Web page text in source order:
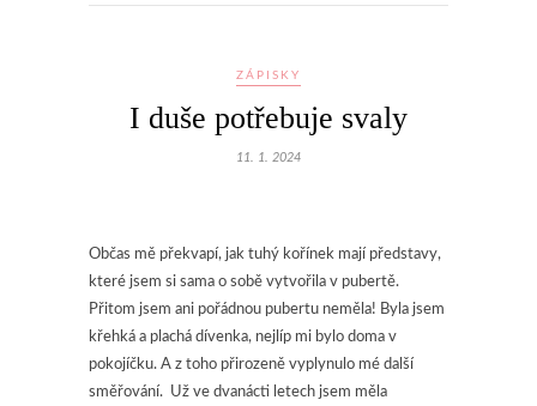
ZÁPISKY
I duše potřebuje svaly
11. 1. 2024
Občas mě překvapí, jak tuhý kořínek mají představy,
které jsem si sama o sobě vytvořila v pubertě.
Přitom jsem ani pořádnou pubertu neměla! Byla jsem
křehká a plachá dívenka, nejlíp mi bylo doma v
pokojíčku. A z toho přirozeně vyplynulo mé další
směřování. Už ve dvanácti letech jsem měla